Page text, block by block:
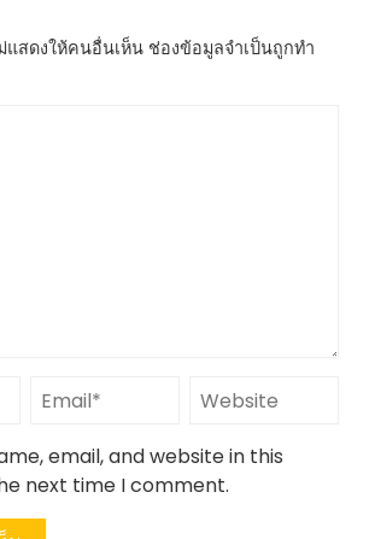
แสดงให้คนอื่นเห็น ช่องข้อมูลจำเป็นถูกทำ
email, and website in this
next time I comment.